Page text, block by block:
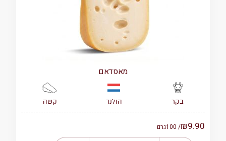
מאסדאם
בקר הולנד קשה
₪9.90
/ 100 גרם